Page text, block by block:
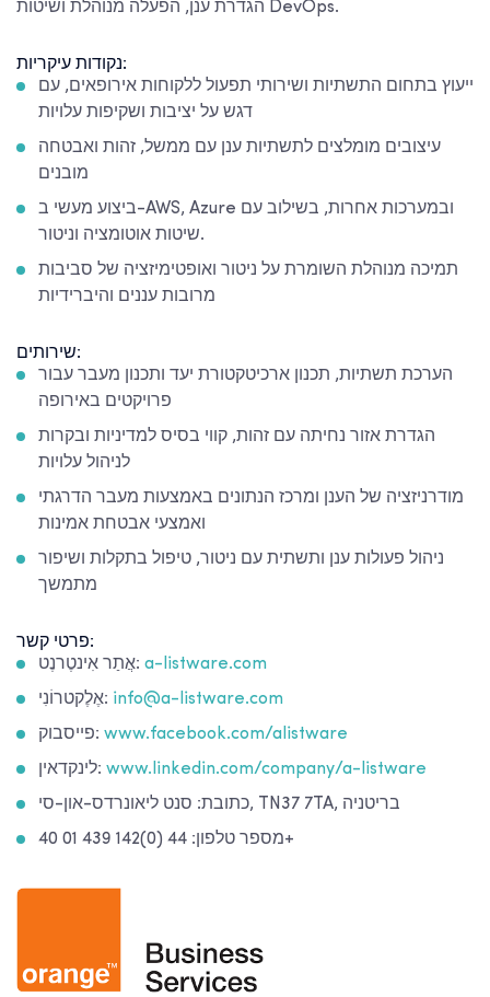
הגדרת ענן, הפעלה מנוהלת ושיטות DevOps.
נקודות עיקריות:
ייעוץ בתחום התשתיות ושירותי תפעול ללקוחות אירופאים, עם
עיצובים מומלצים לתשתיות ענן עם ממשל, זהות ואבטחה
ביצוע מעשי ב-AWS, Azure ובמערכות אחרות, בשילוב עם
שיטות אוטומציה וניטור.
תמיכה מנוהלת השומרת על ניטור ואופטימיזציה של סביבות
מרובות עננים והיברידיות
שירותים:
הערכת תשתיות, תכנון ארכיטקטורת יעד ותכנון מעבר עבור
הגדרת אזור נחיתה עם זהות, קווי בסיס למדיניות ובקרות
מודרניזציה של הענן ומרכז הנתונים באמצעות מעבר הדרגתי
ניהול פעולות ענן ותשתית עם ניטור, טיפול בתקלות ושיפור
פרטי קשר:
אֲתַר אִינטֶרנֶט: a-listware.com
אֶלֶקטרוֹנִי: info@a-listware.com
פייסבוק: www.facebook.com/alistware
לינקדאין: www.linkedin.com/company/a-listware
כתובת: סנט ליאונרדס-און-סי, TN37 7TA, בריטניה
מספר טלפון: 44 (0)142 439 01 40+